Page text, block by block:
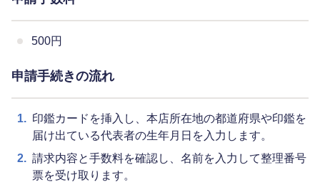
500円
申請手続きの流れ
1. 印鑑カードを挿入し、本店所在地の都道府県や印鑑を
届け出ている代表者の生年月日を入力します。
2. 請求内容と手数料を確認し、名前を入力して整理番号
票を受け取ります。